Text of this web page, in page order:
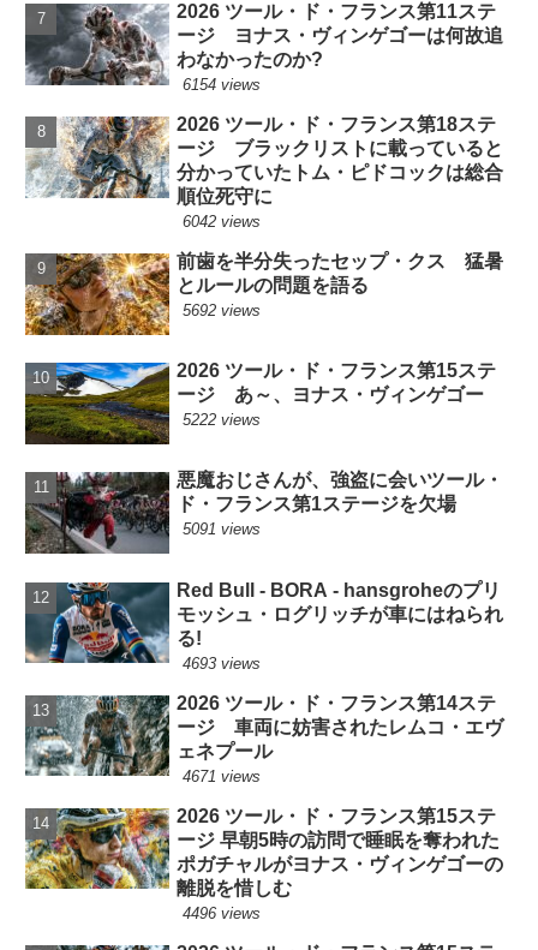
2026 ツール・ド・フランス第11ステ
ージ ヨナス・ヴィンゲゴーは何故追
わなかったのか?
6154 views
2026 ツール・ド・フランス第18ステ
ージ ブラックリストに載っていると
分かっていたトム・ピドコックは総合
順位死守に
6042 views
前歯を半分失ったセップ・クス 猛暑
とルールの問題を語る
5692 views
2026 ツール・ド・フランス第15ステ
ージ あ～、ヨナス・ヴィンゲゴー
5222 views
悪魔おじさんが、強盗に会いツール・
ド・フランス第1ステージを欠場
5091 views
Red Bull - BORA - hansgroheのプリ
モッシュ・ログリッチが車にはねられ
る!
4693 views
2026 ツール・ド・フランス第14ステ
ージ 車両に妨害されたレムコ・エヴ
ェネプール
4671 views
2026 ツール・ド・フランス第15ステ
ージ 早朝5時の訪問で睡眠を奪われた
ポガチャルがヨナス・ヴィンゲゴーの
離脱を惜しむ
4496 views